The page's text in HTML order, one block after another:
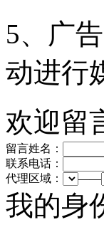
5、广
动进行
欢迎留
留言姓名：
联系电话：
代理区域：
——
我的身